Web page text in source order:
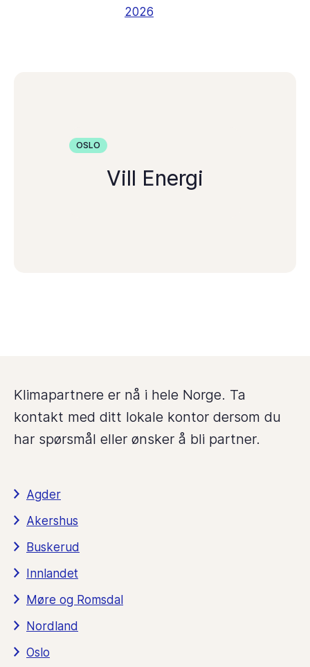
2026
OSLO
Vill Energi
Klimapartnere er nå i hele Norge. Ta
kontakt med ditt lokale kontor dersom du
har spørsmål eller ønsker å bli partner.
Agder
Akershus
Buskerud
Innlandet
Møre og Romsdal
Nordland
Oslo